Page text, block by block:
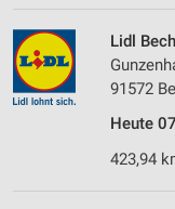
Lidl
91572
Heute
423,94